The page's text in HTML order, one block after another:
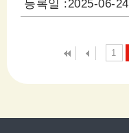
등록일 :2025-06-24
1